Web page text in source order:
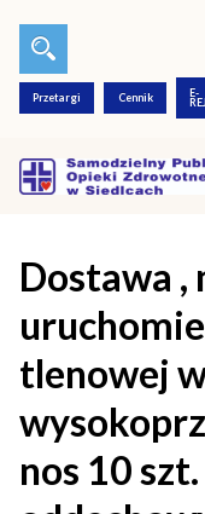
Przetargi Cennik E-
Dostawa ,
tlenowej
nos 10